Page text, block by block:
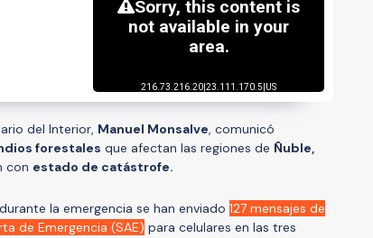
del Interior, Manuel Monsalve, comunicó
forestales que afectan las regiones de Ñuble,
con estado de catástrofe.
la emergencia se han enviado 127 mensajes de
de Emergencia (SAE) para celulares en las tres